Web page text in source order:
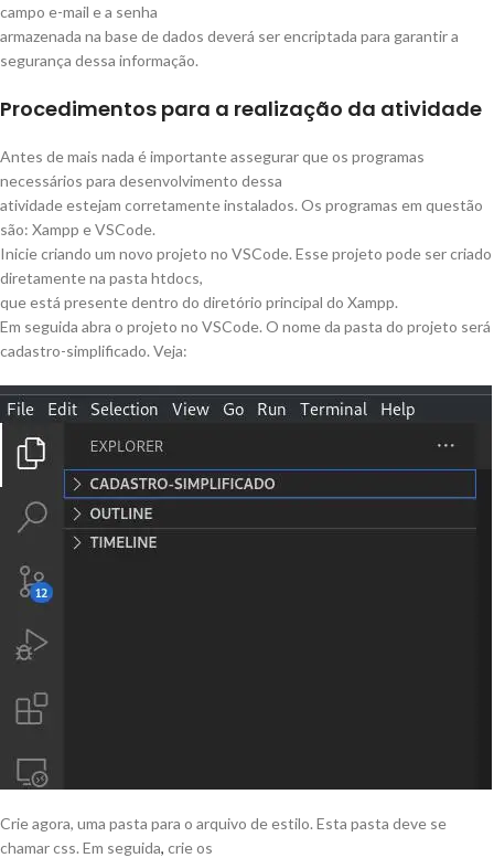
campo e-mail e a senha
armazenada na base de dados deverá ser encriptada para garantir a
segurança dessa informação.
Procedimentos para a realização da atividade
Antes de mais nada é importante assegurar que os programas
necessários para desenvolvimento dessa
atividade estejam corretamente instalados. Os programas em questão
são: Xampp e VSCode.
Inicie criando um novo projeto no VSCode. Esse projeto pode ser criado
diretamente na pasta htdocs,
que está presente dentro do diretório principal do Xampp.
Em seguida abra o projeto no VSCode. O nome da pasta do projeto será
cadastro-simplificado. Veja:
Crie agora, uma pasta para o arquivo de estilo. Esta pasta deve se
chamar css. Em seguida, crie os